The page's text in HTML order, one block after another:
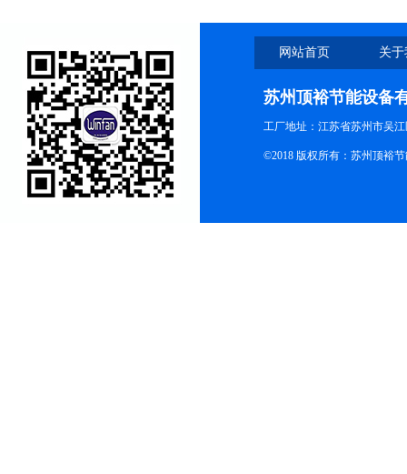
网站首页 关
苏州顶裕节能设备
工厂地址：江苏省苏州市吴
©2018 版权所有：苏州顶裕